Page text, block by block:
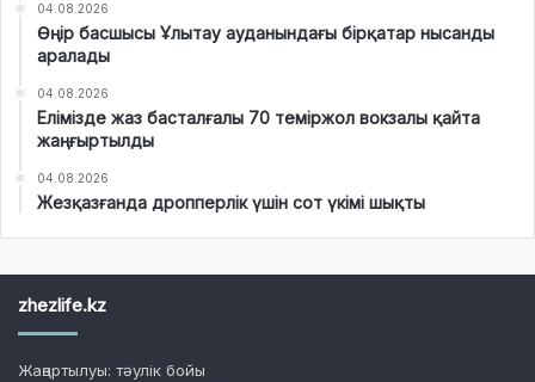
04.08.2026
Өңір басшысы Ұлытау ауданындағы бірқатар нысанды
аралады
04.08.2026
Елімізде жаз басталғалы 70 теміржол вокзалы қайта
жаңғыртылды
04.08.2026
Жезқазғанда дропперлік үшін сот үкімі шықты
zhezlife.kz
Жаңартылуы: тәулік бойы